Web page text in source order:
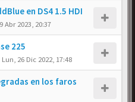
en DS4 1.5 HDI
Abr 2023, 20:37
225
Lun, 26 Dic 2022, 17:48
en los faros